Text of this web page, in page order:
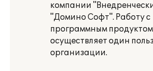
компании
"Домино Софт". Работу с
программным продуктом
осуществляет один
организации.